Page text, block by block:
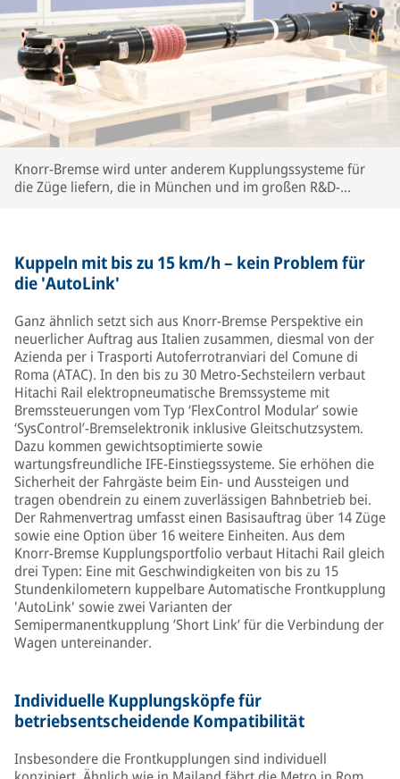
Knorr-Bremse wird unter anderem Kupplungssysteme für
die Züge liefern, die in München und im großen R&D-
Kuppeln mit bis zu 15 km/h – kein Problem für
die 'AutoLink'
Ganz ähnlich setzt sich aus Knorr-Bremse Perspektive ein
neuerlicher Auftrag aus Italien zusammen, diesmal von der
Azienda per i Trasporti Autoferrotranviari del Comune di
Roma (ATAC). In den bis zu 30 Metro-Sechsteilern verbaut
Hitachi Rail elektropneumatische Bremssysteme mit
Bremssteuerungen vom Typ ‘FlexControl Modular’ sowie
‘SysControl’-Bremselektronik inklusive Gleitschutzsystem.
Dazu kommen gewichtsoptimierte sowie
wartungsfreundliche IFE-Einstiegssysteme. Sie erhöhen die
Sicherheit der Fahrgäste beim Ein- und Aussteigen und
tragen obendrein zu einem zuverlässigen Bahnbetrieb bei.
Der Rahmenvertrag umfasst einen Basisauftrag über 14 Züge
sowie eine Option über 16 weitere Einheiten. Aus dem
Knorr-Bremse Kupplungsportfolio verbaut Hitachi Rail gleich
drei Typen: Eine mit Geschwindigkeiten von bis zu 15
Stundenkilometern kuppelbare Automatische Frontkupplung
'AutoLink' sowie zwei Varianten der
Semipermanentkupplung ’Short Link’ für die Verbindung der
Wagen untereinander.
Individuelle Kupplungsköpfe für
betriebsentscheidende Kompatibilität
Insbesondere die Frontkupplungen sind individuell